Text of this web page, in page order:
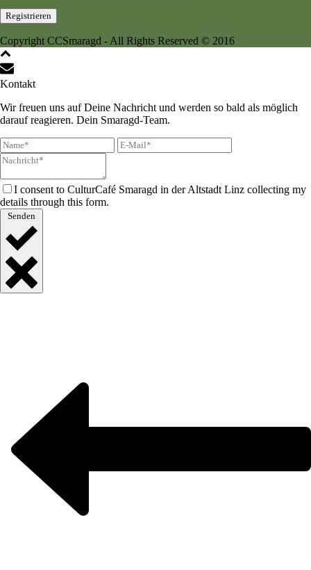
Copyright CCSmaragd - All Rights Reserved © 2016
Kontakt
Wir freuen uns auf Deine Nachricht und werden so bald als möglich
darauf reagieren. Dein Smaragd-Team.
I consent to CulturCafé Smaragd in der Altstadt Linz collecting my
details through this form.
Senden